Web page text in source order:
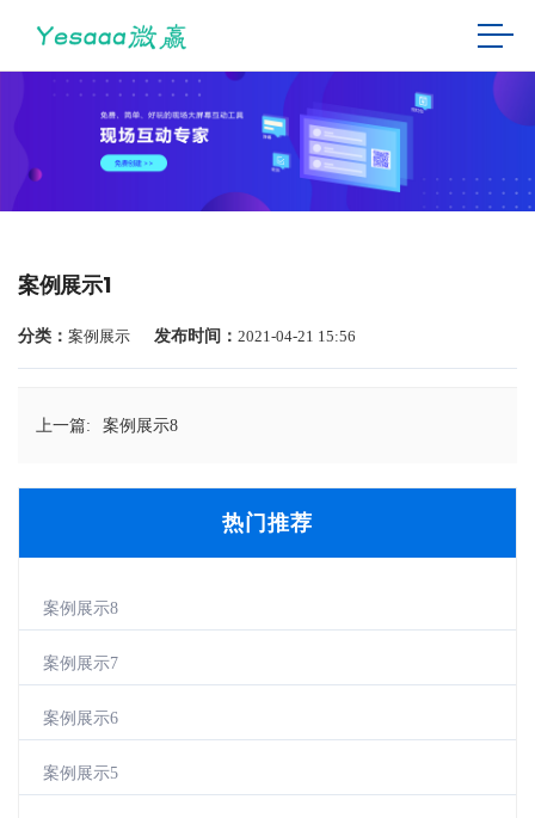
案例展示1
分类： 案例展示 发布时间： 2021-04-21 15:56
上一篇: 案例展示8
热门推荐
案例展示8
案例展示7
案例展示6
案例展示5